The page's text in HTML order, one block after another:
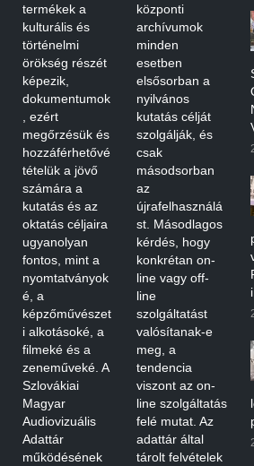
termékek a
kulturális és
történelmi
örökség részét
képezik,
dokumentumok
, ezért
megőrzésük és
hozzáférhetővé
tételük a jövő
számára a
kutatás és az
oktatás céljaira
ugyanolyan
fontos, mint a
nyomtatványok
é, a
képzőművészet
i alkotásoké, a
filmeké és a
zeneműveké. A
Szlovákiai
Magyar
Audiovizuális
Adattár
működésének
központi
archívumok
minden
esetben
elsősorban a
nyilvános
kutatás célját
szolgálják, és
csak
másodsorban
az
újrafelhasználá
st. Másodlagos
kérdés, hogy
konkrétan on-
line vagy off-
line
szolgáltatást
valósítanak-e
meg, a
tendencia
viszont az on-
line szolgáltatás
felé mutat. Az
adattár által
tárolt felvételek
i